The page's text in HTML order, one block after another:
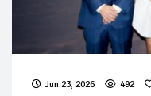
Jun 23, 2026 492